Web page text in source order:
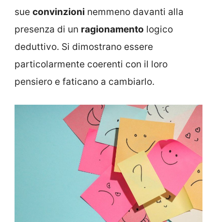
sue convinzioni nemmeno davanti alla
presenza di un ragionamento logico
deduttivo. Si dimostrano essere
particolarmente coerenti con il loro
pensiero e faticano a cambiarlo.